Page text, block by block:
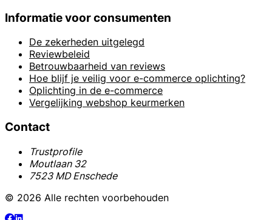
Informatie voor consumenten
De zekerheden uitgelegd
Reviewbeleid
Betrouwbaarheid van reviews
Hoe blijf je veilig voor e-commerce oplichting?
Oplichting in de e-commerce
Vergelijking webshop keurmerken
Contact
Trustprofile
Moutlaan 32
7523 MD Enschede
© 2026 Alle rechten voorbehouden